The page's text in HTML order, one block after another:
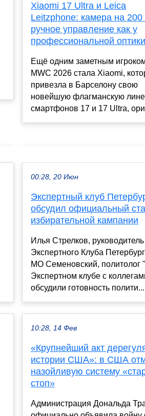
Xiaomi 17 Ultra и Leica
Leitzphone: камера на
ручное управление как у
профессиональной оптики
Ещё одним заметным
MWC 2026 стала Xiaomi,
привезла в Барселону свою
новейшую флагманскую
смартфонов 17 и 17 Ultra,
00:28, 20 Июн
Экспертный клуб
обсудил официальный
избирательной кампании
Илья Стрелков, руководитель
Экспертного Клуба
МО Семеновский, политолог
Экспертном клубе с
обсудили готовность полити...
10:28, 14 Фев
«Крупнейший акт
истории США»: в США
назойливую систему
стоп»
Администрация Дональда